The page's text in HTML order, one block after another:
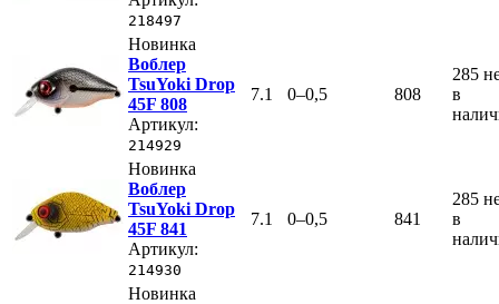
218497
Новинка
Воблер
TsuYoki Drop
45F 808
Артикул:
214929
7.1 0–0,5 808
285
в
Новинка
Воблер
TsuYoki Drop
45F 841
Артикул:
214930
7.1 0–0,5 841
285
в
Новинка